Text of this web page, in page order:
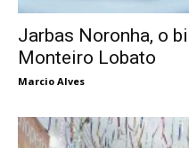
Jarbas Noronha, o
Monteiro Lobato
Marcio Alves